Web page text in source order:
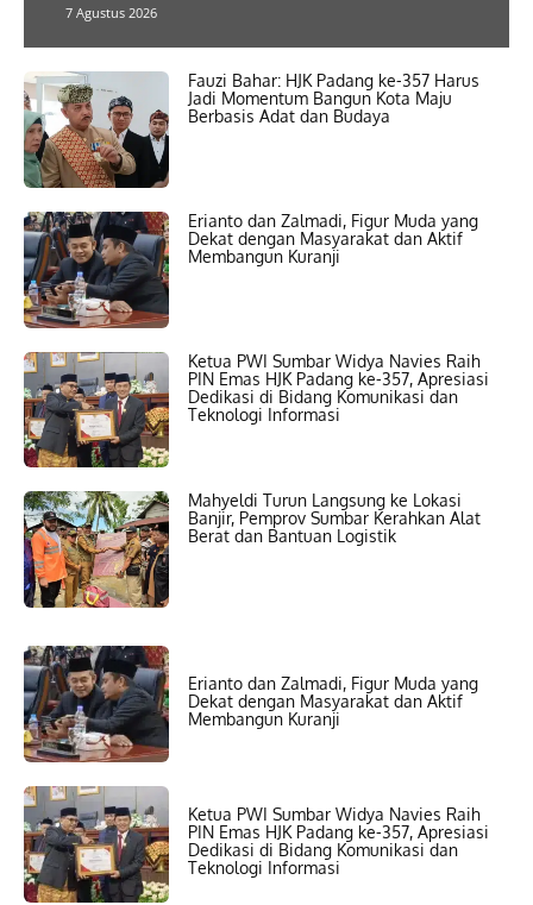
7 Agustus 2026
Fauzi Bahar: HJK Padang ke-357 Harus
Jadi Momentum Bangun Kota Maju
Berbasis Adat dan Budaya
Erianto dan Zalmadi, Figur Muda yang
Dekat dengan Masyarakat dan Aktif
Membangun Kuranji
Ketua PWI Sumbar Widya Navies Raih
PIN Emas HJK Padang ke-357, Apresiasi
Dedikasi di Bidang Komunikasi dan
Teknologi Informasi
Mahyeldi Turun Langsung ke Lokasi
Banjir, Pemprov Sumbar Kerahkan Alat
Berat dan Bantuan Logistik
Erianto dan Zalmadi, Figur Muda yang
Dekat dengan Masyarakat dan Aktif
Membangun Kuranji
Ketua PWI Sumbar Widya Navies Raih
PIN Emas HJK Padang ke-357, Apresiasi
Dedikasi di Bidang Komunikasi dan
Teknologi Informasi